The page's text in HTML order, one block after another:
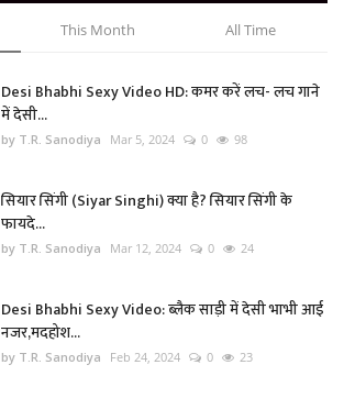
This Month All Time
Desi Bhabhi Sexy Video HD: कमर करें लच- लच गाने
में देसी...
by T.R. Sanodiya Mar 5, 2024 0 98
सियार सिंगी (Siyar Singhi) क्या है? सियार सिंगी के
फायदे...
by T.R. Sanodiya Mar 12, 2024 0 24
Desi Bhabhi Sexy Video: ब्लैक साड़ी में देसी भाभी आई
नजर,मदहोश...
by T.R. Sanodiya Feb 24, 2024 0 23